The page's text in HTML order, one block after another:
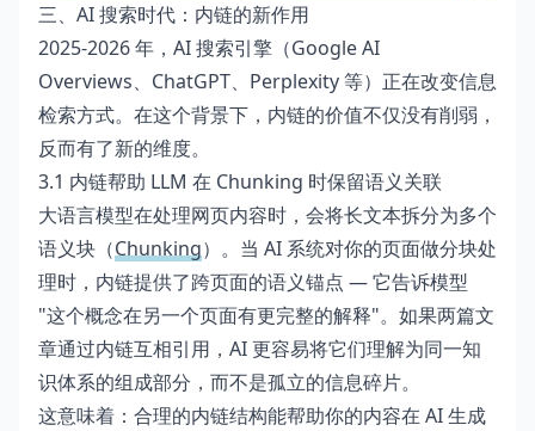
三、AI 搜索时代：内链的新作用
2025-2026 年，AI 搜索引擎（Google AI
Overviews、ChatGPT、Perplexity 等）正在改变信息
检索方式。在这个背景下，内链的价值不仅没有削弱，
反而有了新的维度。
3.1 内链帮助 LLM 在 Chunking 时保留语义关联
大语言模型在处理网页内容时，会将长文本拆分为多个
语义块（Chunking）。当 AI 系统对你的页面做分块处
理时，内链提供了跨页面的语义锚点 — 它告诉模型
"这个概念在另一个页面有更完整的解释"。如果两篇文
章通过内链互相引用，AI 更容易将它们理解为同一知
识体系的组成部分，而不是孤立的信息碎片。
这意味着：合理的内链结构能帮助你的内容在 AI 生成